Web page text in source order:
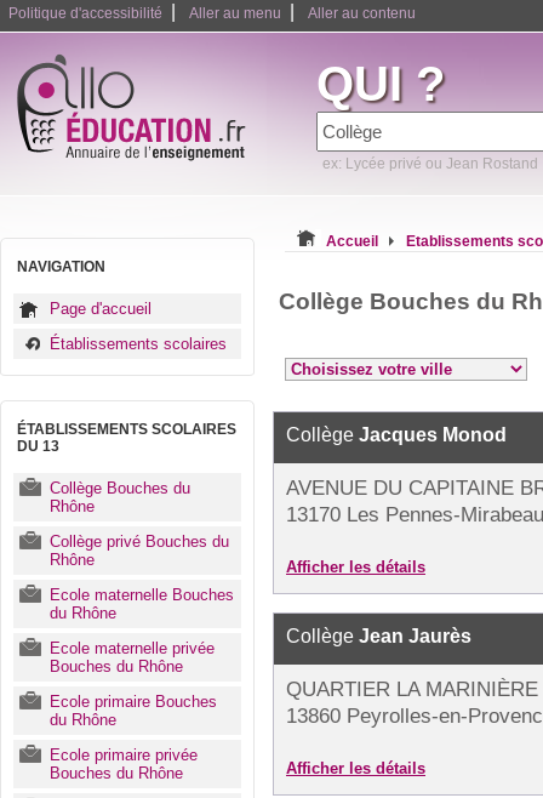
Politique d'accessibilité Aller au menu Aller au contenu
QUI ?
ex: Lycée privé ou Jean Rostand
NAVIGATION
Page d'accueil
Établissements scolaires
ÉTABLISSEMENTS SCOLAIRES
DU 13
Collège Bouches du
Rhône
Collège privé Bouches du
Rhône
Ecole maternelle Bouches
du Rhône
Ecole maternelle privée
Bouches du Rhône
Ecole primaire Bouches
du Rhône
Ecole primaire privée
Bouches du Rhône
Accueil Etablissements
Collège Bouches du
Collège Jacques Monod
AVENUE DU CAPITAINE
13170 Les Pennes-Mirabeau
Afficher les détails
Collège Jean Jaurès
QUARTIER LA MARINIÈRE
13860 Peyrolles-en-
Afficher les détails